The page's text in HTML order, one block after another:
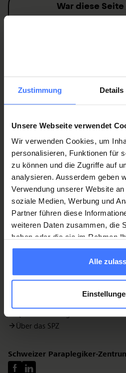
Zustimmung Details
Unsere Webseite verwendet
Wir verwenden Cookies, um
personalisieren, Funktionen für
zu können und die Zugriffe auf
analysieren. Ausserdem geben
Verwendung unserer Website
soziale Medien, Werbung und
Partner führen diese
weiteren Daten zusammen, die
haben oder die sie im Rahmen
gesammelt haben.
Alle
War diese
Schweizer Paraplegiker-Zentrum
6207 Nottwil
spz@paraplegie.ch
+41 41 939 54 54
Quick Links
Informationen für Patientinnen
Informationen für Besuchende
Aus- und Weiterbildung
Soziale und berufliche Integration
Qualität und Ergebnisse
Über das SPZ
Schweizer Paraplegiker-